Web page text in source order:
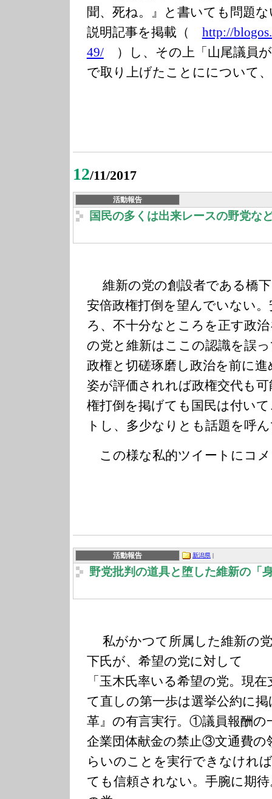
聞、死ね。』と書いても問題
説明記事を掲載（ http://
49/）し、その上「山尾議員が
で取り上げたことにについて
12/11/2017
活動報告
国民の多くは出来レースの野党な
維新の党の創設者である橋
安倍政権打倒を望んでいない
ろ、不十分なところを正す政
の党と維新はここの認識を誤
政権と切磋琢磨し政治を前に
姿が評価されれば政権交代も
権打倒を掲げても国民は付い
トし、多少なりとも話題を呼
この様な私的ツイートにコ
活動報告 新潟県 |
野党批判の道具と堕した維新の「
私がかつて所属した維新の
下氏が、希望の党に対して
「玉木氏率いる希望の党。現
て直しの第一歩は選挙公約に
革』の有言実行。①議員報酬
企業団体献金の禁止③文通費の
らいのことを実行できなけれ
ても信頼されない。手腕に期